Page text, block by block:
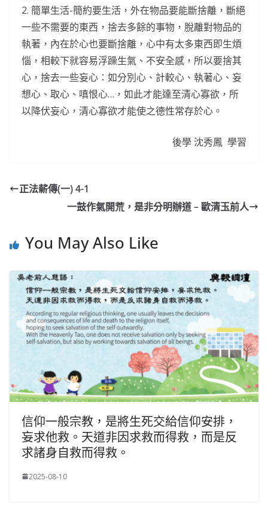
2. 簡單生活-簡約要生活，外在物品要能斷捨離，斷絕
一些不需要的東西，捨去多餘的事物，脫離對物品的
執著，內在於心也要斷捨離，心中有太多東西即生煩
惱，相較下就容易浮躁生氣、不安全感，所以要捨其
心，捨去一些妄心：如分別心、計較心、執著心、妄
想心、取心、嗔恨心…，如此才能達至清心寡欲，所
以降伏妄心，清心寡欲才能使之德性常存於心。
後學 沈秀鳳 學習
正法薪傳(一) 4-1
一鼓作氣開荒，是非分明辦道 – 歐清玉前人
You May Also Like
信仰一般宗教，是將生死交給信仰安排，
妄求他救。天道非因求救而得救，而是反
求諸身自救而得救。
2025-08-10